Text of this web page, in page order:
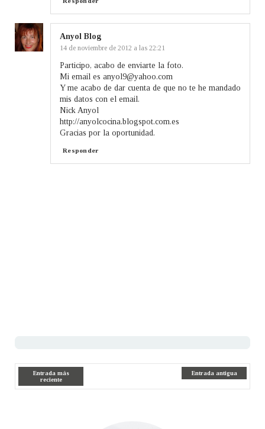
Anyol Blog
14 de noviembre de 2012 a las 22:21
Participo, acabo de enviarte la foto.
Mi email es anyol9@yahoo.com
Y me acabo de dar cuenta de que no te he mandado
mis datos con el email.
Nick Anyol
http://anyolcocina.blogspot.com.es
Gracias por la oportunidad.
Responder
Entrada más
reciente
Entrada antigua